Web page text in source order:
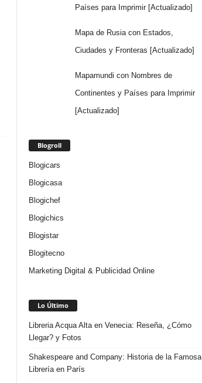
Países para Imprimir [Actualizado]
Mapa de Rusia con Estados,
Ciudades y Fronteras [Actualizado]
Mapamundi con Nombres de
Continentes y Países para Imprimir
[Actualizado]
Blogroll
Blogicars
Blogicasa
Blogichef
Blogichics
Blogistar
Blogitecno
Marketing Digital & Publicidad Online
Lo Último
Libreria Acqua Alta en Venecia: Reseña, ¿Cómo
Llegar? y Fotos
Shakespeare and Company: Historia de la Famosa
Librería en París